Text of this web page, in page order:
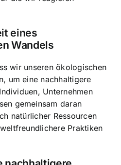
eines
Wandels
wir unseren ökologischen
um eine nachhaltigere
Unternehmen
gemeinsam daran
natürlicher Ressourcen
Praktiken